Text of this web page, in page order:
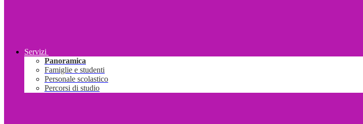
Servizi
Panoramica
Famiglie e studenti
Personale scolastico
Percorsi di studio